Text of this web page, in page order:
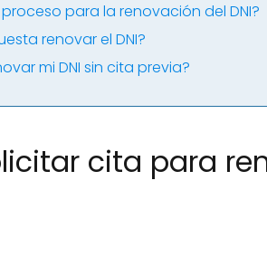
proceso para la renovación del DNI?
renovar el DNI?
mi DNI sin cita previa?
cita para